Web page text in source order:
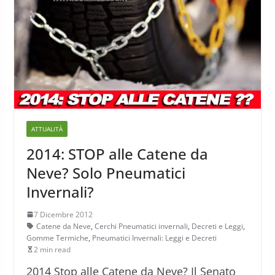
ATTUALITÀ
2014: STOP alle Catene da
Neve? Solo Pneumatici
Invernali?
7 Dicembre 2012
Catene da Neve, Cerchi Pneumatici invernali, Decreti e Leggi,
Gomme Termiche, Pneumatici Invernali: Leggi e Decreti
2 min read
2014 Stop alle Catene da Neve? Il Senato